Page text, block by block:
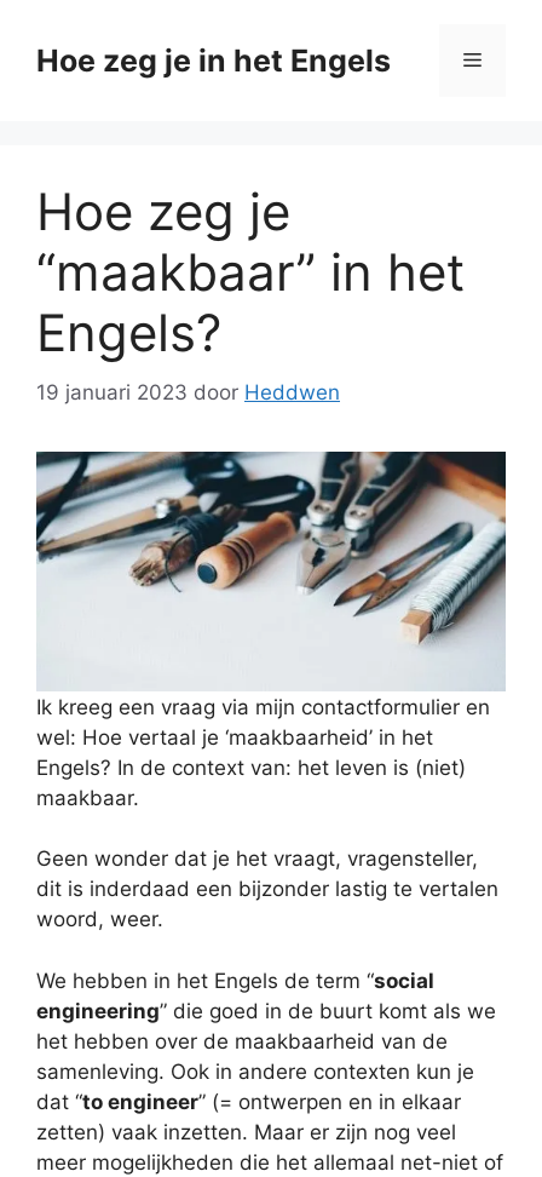
naarHoe zeg je in het Engels Menu
Hoe zeg je
“maakbaar” in het
Engels?
19 januari 2023 door Heddwen
Ik kreeg een vraag via mijn contactformulier en
wel: Hoe vertaal je ‘maakbaarheid’ in het
Engels? In de context van: het leven is (niet)
maakbaar.
Geen wonder dat je het vraagt, vragensteller,
dit is inderdaad een bijzonder lastig te vertalen
woord, weer.
We hebben in het Engels de term “social
engineering” die goed in de buurt komt als we
het hebben over de maakbaarheid van de
samenleving. Ook in andere contexten kun je
dat “to engineer” (= ontwerpen en in elkaar
zetten) vaak inzetten. Maar er zijn nog veel
meer mogelijkheden die het allemaal net-niet of